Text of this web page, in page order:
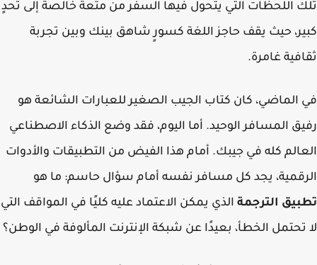
اللحظات التي يتحول فيها السفر من متعة خالصة إلى تحدٍ
حيث يقف حاجز اللغة كسورٍ شاهق بينك وبين تجربة
غامرة.
الماضي، كان كتاب الجيب الصغير للعبارات الشائعة هو
المسافر الوحيد. أما اليوم، فقد وضع الذكاء الاصطناعي
كله في جيبك. أمام هذا الفيض من التطبيقات والأدوات
يجد كل مسافر نفسه أمام سؤال حاسم: ما هو
الترجمةالذي يمكن الاعتماد عليه كليًا في المواقف التي
تحتمل الخطأ، بعيدًا عن شبكة الإنترنت المألوفة في الوطن؟